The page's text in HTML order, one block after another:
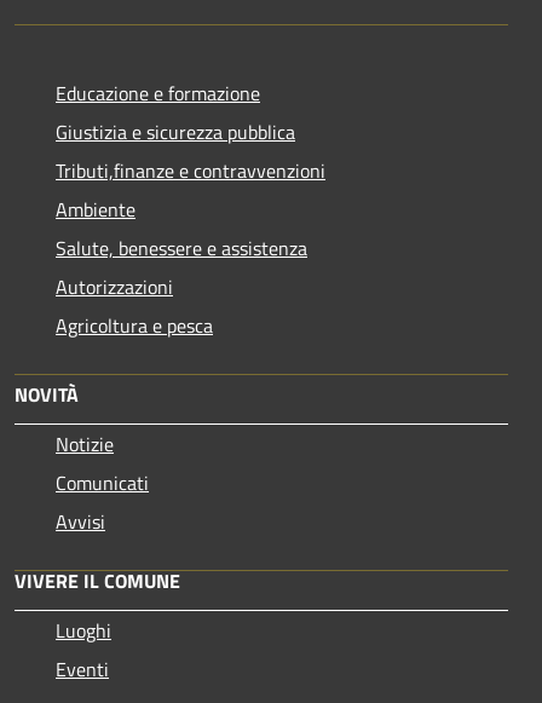
Educazione e formazione
Giustizia e sicurezza pubblica
Tributi,finanze e contravvenzioni
Ambiente
Salute, benessere e assistenza
Autorizzazioni
Agricoltura e pesca
NOVITÀ
Notizie
Comunicati
Avvisi
VIVERE IL COMUNE
Luoghi
Eventi